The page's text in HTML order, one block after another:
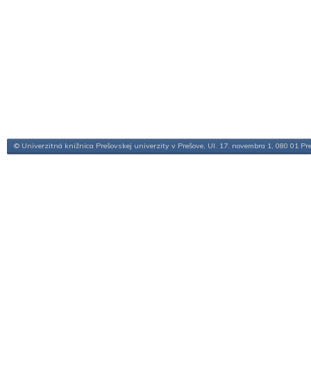
© Univerzitná knižnica Prešovskej univerzity v Prešove, Ul. 17. novembra 1, 080 01